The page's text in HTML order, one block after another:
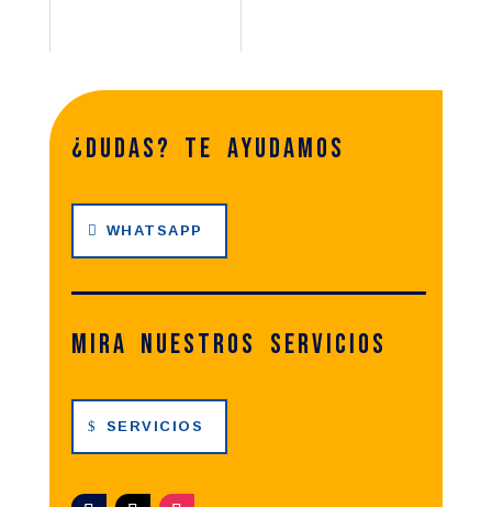
¿dudas? te ayudamos
WHATSAPP
Mira nuestros servicios
SERVICIOS